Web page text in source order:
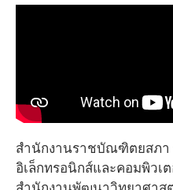
สำนักงานราชบัณฑิตยสภา
อิเล็กทรอนิกส์และคอมพิวเ